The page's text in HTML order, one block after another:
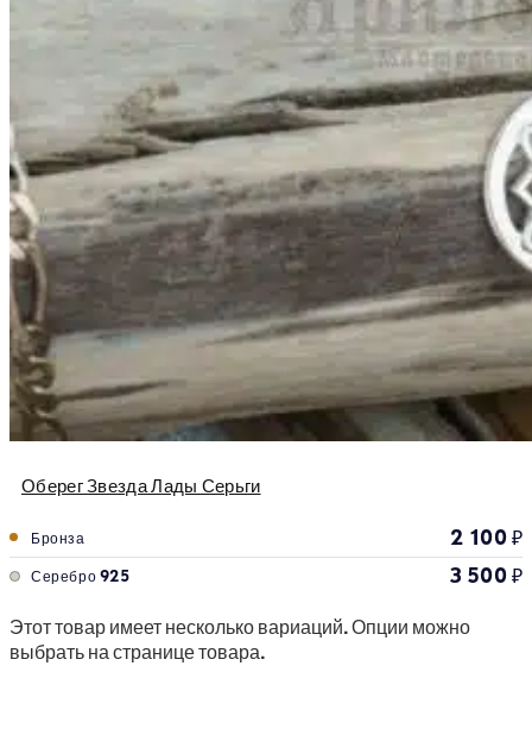
Оберег Звезда Лады Серьги
Бронза 2 100₽
Серебро 925 3 500₽
Этот товар имеет несколько вариаций. Опции можно
выбрать на странице товара.